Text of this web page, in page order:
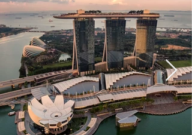
mercados locais e experimente
pratos deliciosos em Hawker
Centers. Em Singapura, a
segurança, limpeza e eficiência são
incomparáveis, tornando-a um
destino ideal para os amantes de
viagens que buscam uma
experiência inesquecível.